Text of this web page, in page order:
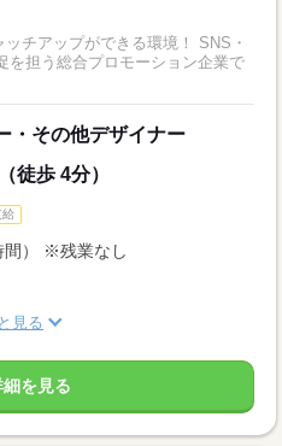
ップができる環境！ SNS・
を担う総合プロモーション企業で
・その他デザイナー
徒歩 4分）
給
間） ※残業なし
見る
を見る